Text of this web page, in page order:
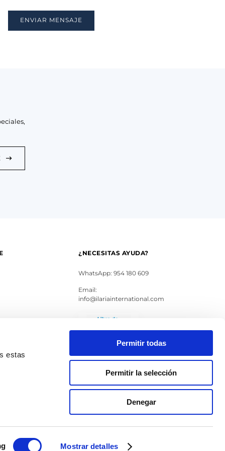
estas
Mostrar detalles
Permitir todas
Permitir la selección
Denegar
ENVIAR MENSAJE
¿NECESITAS AYUDA?
WhatsApp: 954 180 609
Email:
info@ilariainternational.com